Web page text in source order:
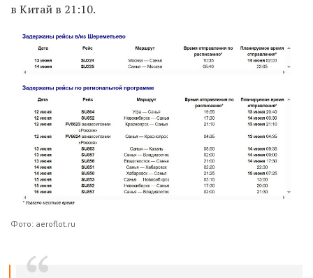
в Китай в 21:10.
Фото: aeroflot.ru